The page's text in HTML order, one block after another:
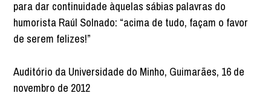
para dar continuidade àquelas sábias palavras do
humorista Raúl Solnado: “acima de tudo, façam o favor
de serem felizes!”
Auditório da Universidade do Minho, Guimarães, 16 de
novembro de 2012